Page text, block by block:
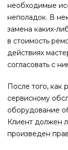
необходимые
неполадок. В
замена каких-
в стоимость
действиях
согласовать с
После того, как
сервисному
оборудование
Клиент должен
произведен